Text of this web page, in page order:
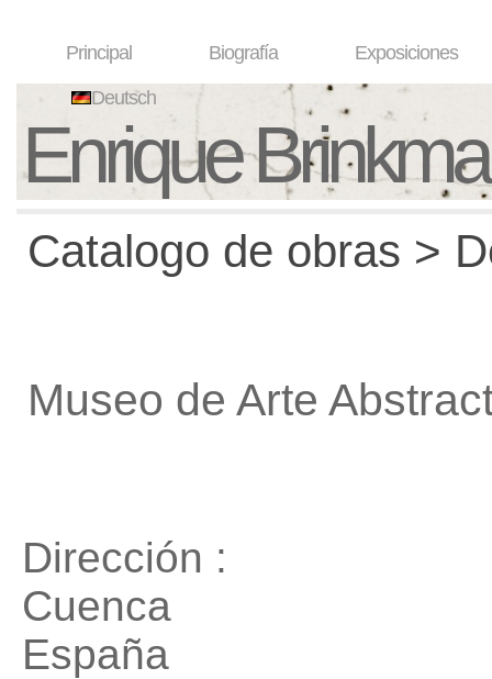
Principal Biografía Exposiciones
Deutsch
Enrique
Catalogo de obras >
Museo de Arte
Dirección :
Cuenca
España